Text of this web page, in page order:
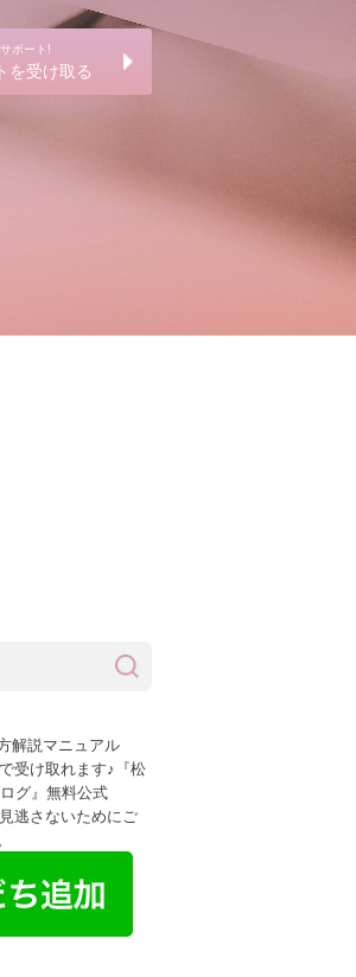
ポート!
を受け取る
解説マニュアル
受け取れます♪『松
グ』無料公式
逃さないためにご